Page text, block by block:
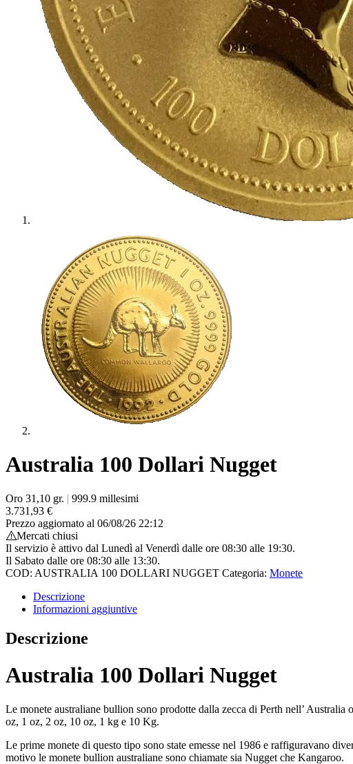
Australia 100 Dollari Nugget
Oro 31,10 gr. | 999.9 millesimi
3.731,93 €
Prezzo aggiornato al 06/08/26 22:12
Mercati chiusi
Il servizio è attivo dal Lunedì al Venerdì dalle ore 08:30 alle 19:30.
Il Sabato dalle ore 08:30 alle 13:30.
COD: AUSTRALIA 100 DOLLARI NUGGET Categoria: Monete
Descrizione
Informazioni aggiuntive
Descrizione
Australia 100 Dollari Nugget
Le monete australiane bullion sono prodotte dalla zecca di Perth nell’
oz, 1 oz, 2 oz, 10 oz, 1 kg e 10 Kg.
Le prime monete di questo tipo sono state emesse nel 1986 e raffiguravano
motivo le monete bullion australiane sono chiamate sia Nugget che Kangaroo.